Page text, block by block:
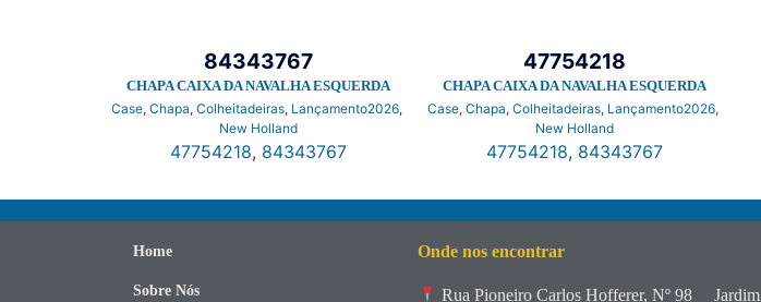
Case, Chapa, Colheitadeiras, Lançamento2026,
New Holland
CHAPA CAIXA DA NAVALHA ESQUERDA
84343767
47754218, 84343767
Case, Chapa, Colheitadeiras, Lançamento2026,
New Holland
CHAPA CAIXA DA NAVALHA ESQUERDA
47754218
47754218, 84343767
Home
Sobre Nós
Onde nos encontrar
Rua Pioneiro Carlos Hofferer, Nº 98 Jardim